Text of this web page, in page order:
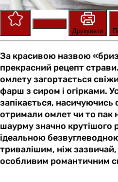
Друкувати
За красивою назвою
прекрасний рецепт
омлету загортається
фарш з сиром і огірками.
запікається,
отримали омлет чи то пак
шаурму значно крутішого
ідеальною
тривалішим, ніж
особливим романтичним